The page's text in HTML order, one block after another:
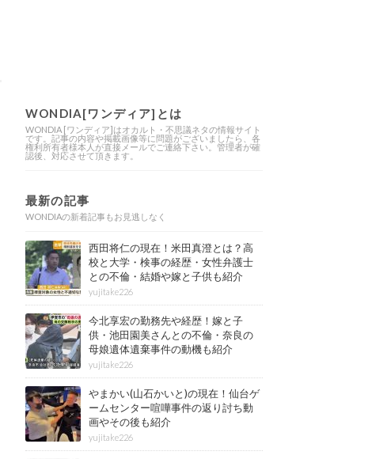
WONDIA[ワンディア]とは
WONDIA [ワンディア]はオカルト・不思議ネタの情報サイト
です。記事の内容や掲載画像等に問題がございましたら、各
権利所有者様本人が直接メールでご連絡下さい。管理者が確
認後、対応させて頂きます。
最新の記事
WONDIAの新着記事もお見逃しなく
西田将仁の現在！米田真澄とは？高
校と大学・検事の経歴・女性弁護士
との不倫・結婚や嫁と子供も紹介
yujitake226
今北享宏の勤務先や経歴！嫁と子
供・池田園美さんとの不倫・奈良の
母娘遺体遺棄事件の動機も紹介
yujitake226
やまかい(山石かいと)の現在！仙台ゲ
ームセンター喧嘩事件の返り討ち動
画やその後も紹介
yujitake226